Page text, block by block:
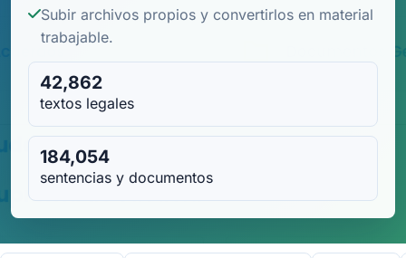
Subir archivos propios y convertirlos en material
trabajable.
42,862
textos legales
184,054
sentencias y documentos